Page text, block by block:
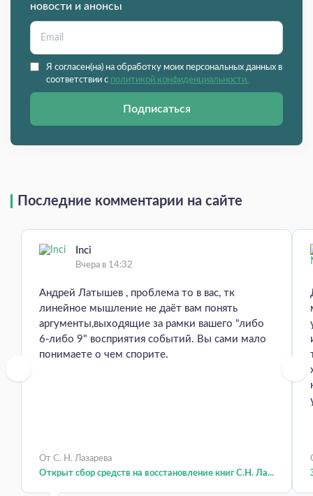
новости и анонсы
Я согласен(на) на обработку моих персональных данных в
соответствии с политикой конфиденциальности.
Подписаться
Последние комментарии на сайте
Inci
Вчера в 14:32
Андрей Латышев , проблема то в вас, тк
линейное мышление не даёт вам понять
аргументы,выходящие за рамки вашего "либо
6-либо 9" восприятия событий. Вы сами мало
понимаете о чем спорите.
От С. Н. Лазарева
Открыт сбор средств на восстановление книг С.Н. Ла...